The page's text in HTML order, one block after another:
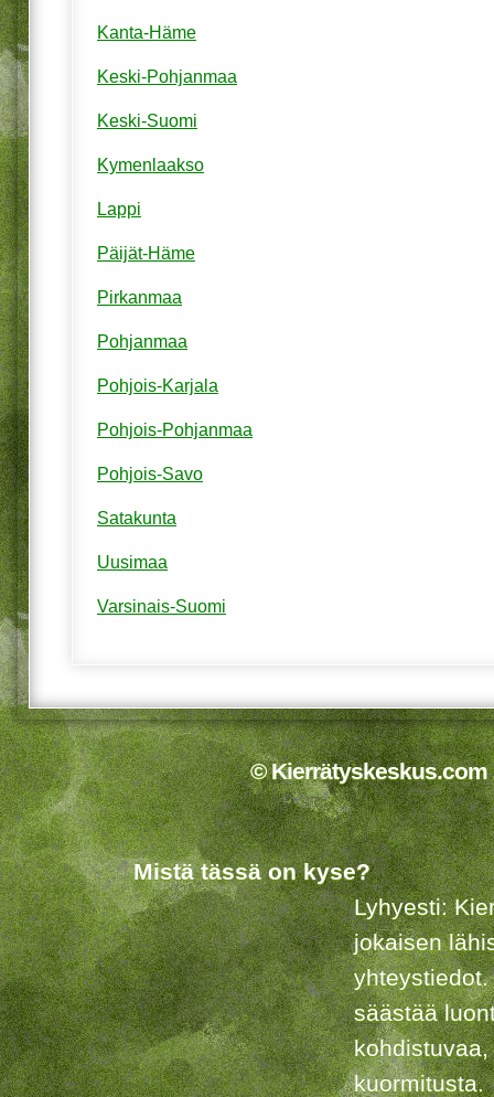
Kanta-Häme
Keski-Pohjanmaa
Keski-Suomi
Kymenlaakso
Lappi
Päijät-Häme
Pirkanmaa
Pohjanmaa
Pohjois-Karjala
Pohjois-Pohjanmaa
Pohjois-Savo
Satakunta
Uusimaa
Varsinais-Suomi
© Kierrätyskeskus.com
Mistä tässä on kyse?
Lyhyesti:
jokaisen
säästää
kuormitusta.